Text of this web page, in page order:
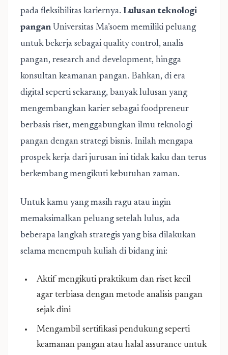
pada fleksibilitas kariernya. Lulusan teknologi
pangan Universitas Ma’soem memiliki peluang
untuk bekerja sebagai quality control, analis
pangan, research and development, hingga
konsultan keamanan pangan. Bahkan, di era
digital seperti sekarang, banyak lulusan yang
mengembangkan karier sebagai foodpreneur
berbasis riset, menggabungkan ilmu teknologi
pangan dengan strategi bisnis. Inilah mengapa
prospek kerja dari jurusan ini tidak kaku dan terus
berkembang mengikuti kebutuhan zaman.
Untuk kamu yang masih ragu atau ingin
memaksimalkan peluang setelah lulus, ada
beberapa langkah strategis yang bisa dilakukan
selama menempuh kuliah di bidang ini:
Aktif mengikuti praktikum dan riset kecil
agar terbiasa dengan metode analisis pangan
sejak dini
Mengambil sertifikasi pendukung seperti
keamanan pangan atau halal assurance untuk